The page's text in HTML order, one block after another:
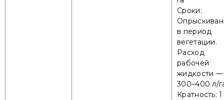
Сроки:
в период
вегетации.
Расход
рабочей
жидкости —
300–400 л/
Кратность: 1